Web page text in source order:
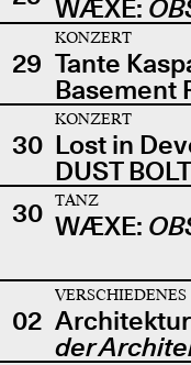
WÆXE:
29
KONZERT
Tante
Basement
30
KONZERT
Lost in
DUST
30
TANZ
WÆXE:
02
VERSCHIEDENES
der